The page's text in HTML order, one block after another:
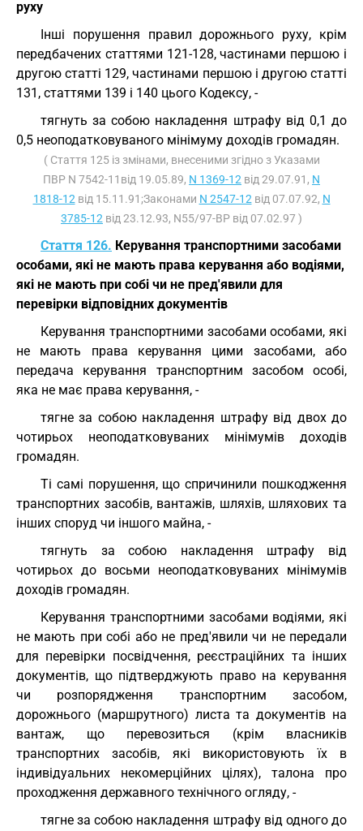
руху
Інші порушення правил дорожнього руху, крім
передбачених статтями 121-128, частинами першою і
другою статті 129, частинами першою і другою статті
131, статтями 139 і 140 цього Кодексу, -
тягнуть за собою накладення штрафу від 0,1 до
0,5 неоподатковуваного мінімуму доходів громадян.
( Стаття 125 із змінами, внесеними згідно з Указами
ПВР N 7542-11від 19.05.89, N 1369-12 від 29.07.91, N
1818-12 від 15.11.91;Законами N 2547-12 від 07.07.92, N
3785-12 від 23.12.93, N55/97-ВР від 07.02.97 )
Стаття 126. Керування транспортними засобами
особами, які не мають права керування або водіями,
які не мають при собі чи не пред'явили для
перевірки відповідних документів
Керування транспортними засобами особами, які
не мають права керування цими засобами, або
передача керування транспортним засобом особі,
яка не має права керування, -
тягне за собою накладення штрафу від двох до
чотирьох неоподатковуваних мінімумів доходів
громадян.
Ті самі порушення, що спричинили пошкодження
транспортних засобів, вантажів, шляхів, шляхових та
інших споруд чи іншого майна, -
тягнуть за собою накладення штрафу від
чотирьох до восьми неоподатковуваних мінімумів
доходів громадян.
Керування транспортними засобами водіями, які
не мають при собі або не пред'явили чи не передали
для перевірки посвідчення, реєстраційних та інших
документів, що підтверджують право на керування
чи розпорядження транспортним засобом,
дорожнього (маршрутного) листа та документів на
вантаж, що перевозиться (крім власників
транспортних засобів, які використовують їх в
індивідуальних некомерційних цілях), талона про
проходження державного технічного огляду, -
тягне за собою накладення штрафу від одного до